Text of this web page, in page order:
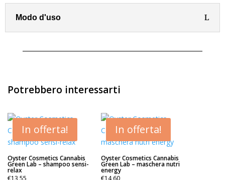
Modo d'uso
Potrebbero interessarti
In offerta!
Oyster Cosmetics Cannabis
Green Lab – shampoo sensi-
relax
€13,55
In offerta!
Oyster Cosmetics Cannabis
Green Lab – maschera nutri
energy
€14,60